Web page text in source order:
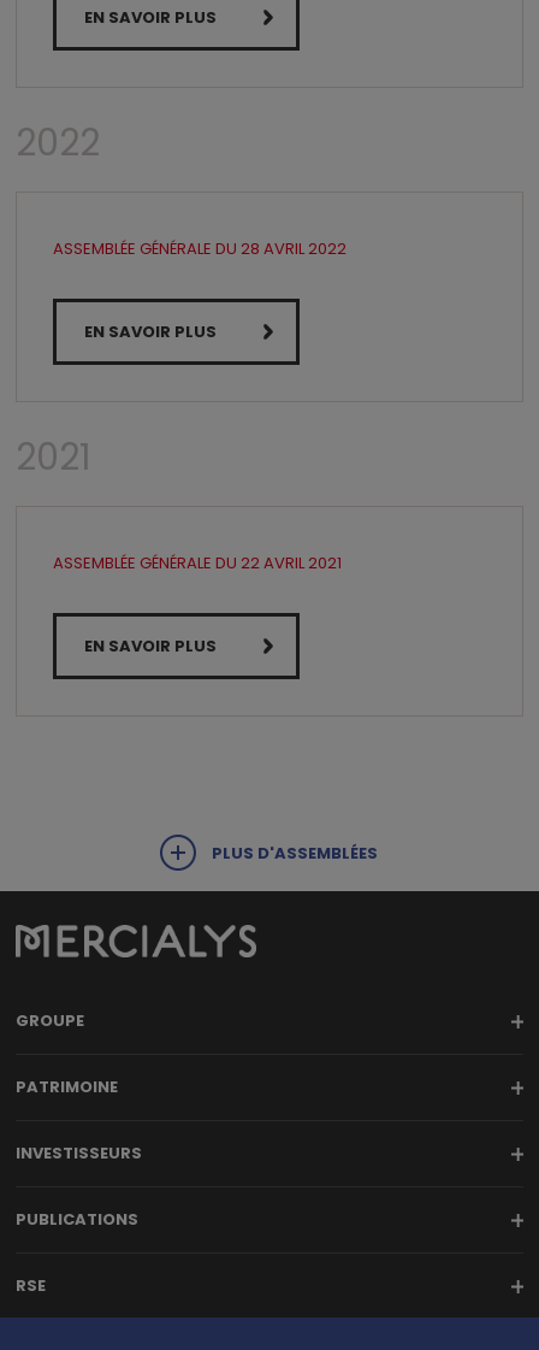
EN SAVOIR PLUS
2022
ASSEMBLÉE GÉNÉRALE DU 28 AVRIL 2022
EN SAVOIR PLUS
2021
ASSEMBLÉE GÉNÉRALE DU 22 AVRIL 2021
EN SAVOIR PLUS
PLUS D'ASSEMBLÉES
GROUPE
PATRIMOINE
INVESTISSEURS
PUBLICATIONS
RSE